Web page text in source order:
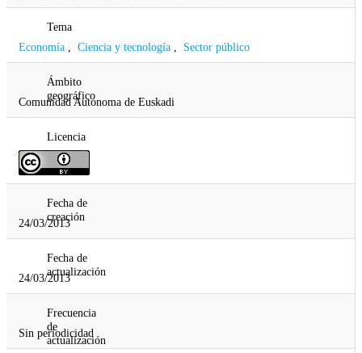
Tema
Economía , Ciencia y tecnología , Sector público
Ámbito
geográfico
Comunidad Autonoma de Euskadi
Licencia
Fecha de
creación
24/03/2013
Fecha de
actualización
24/03/2013
Frecuencia
de
actualización
Sin periodicidad